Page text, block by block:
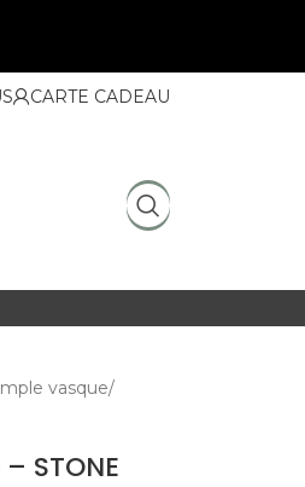
CARTE CADEAU
vasque
STONE